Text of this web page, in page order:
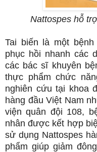
Nattospes hỗ
Tai biến là một
phục hồi nhanh các
các bác sĩ khuyên
thực phẩm chức
nghiên cứu tại khoa
hàng đầu Việt Nam
viện quân đội 108,
nhân được kết hợp
sử dụng Nattospes
phẩm giúp giảm